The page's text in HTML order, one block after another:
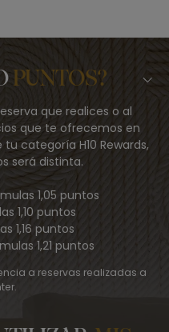
PUNTOS?
que realices o al
que te ofrecemos en
categoría H10 Rewards,
será distinta.
1,05 puntos
1,10 puntos
1,16 puntos
1,21 puntos
a reservas realizadas a